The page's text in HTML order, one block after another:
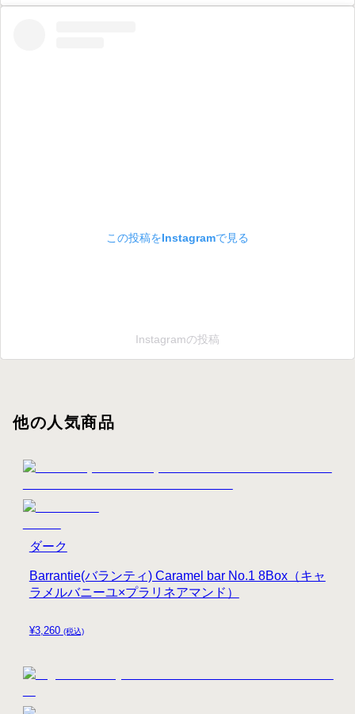
この投稿をInstagramで見る
Instagramの投稿
他の人気商品
¥3,260 (税込)
Barrantie(バランティ) Caramel bar No.1 8Box（キャ
ラメルバニーユ×プラリネアマンド）
ダーク